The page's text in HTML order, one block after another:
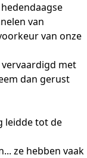
van
van onze
met
dan gerust
leidde tot de
ze hebben vaak